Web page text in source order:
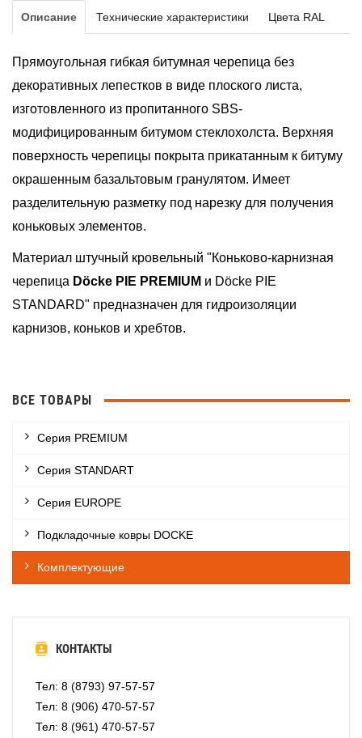
Описание Технические характеристики Цвета RAL
Прямоугольная гибкая битумная черепица без
декоративных лепестков в виде плоского листа,
изготовленного из пропитанного SBS-
модифицированным битумом стеклохолста. Верхняя
поверхность черепицы покрыта прикатанным к битуму
окрашенным базальтовым гранулятом. Имеет
разделительную разметку под нарезку для получения
коньковых элементов.
Материал штучный кровельный "Коньково-карнизная
черепица Döcke PIE PREMIUM и Döcke PIE
STANDARD" предназначен для гидроизоляции
карнизов, коньков и хребтов.
ВСЕ ТОВАРЫ
Серия PREMIUM
Серия STANDART
Серия EUROPE
Подкладочные ковры DOCKE
Комплектующие
КОНТАКТЫ
Тел: 8 (8793) 97-57-57
Тел: 8 (906) 470-57-57
Тел: 8 (961) 470-57-57